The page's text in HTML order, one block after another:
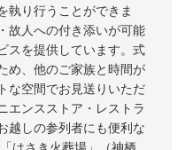
執り行うことができま
故人への付き添いが可能
スを提供しています。式
め、他のご家族と時間が
な空間でお見送りいただ
エンスストア・レストラ
越しの参列者にも便利な
はさき火葬場」（神栖